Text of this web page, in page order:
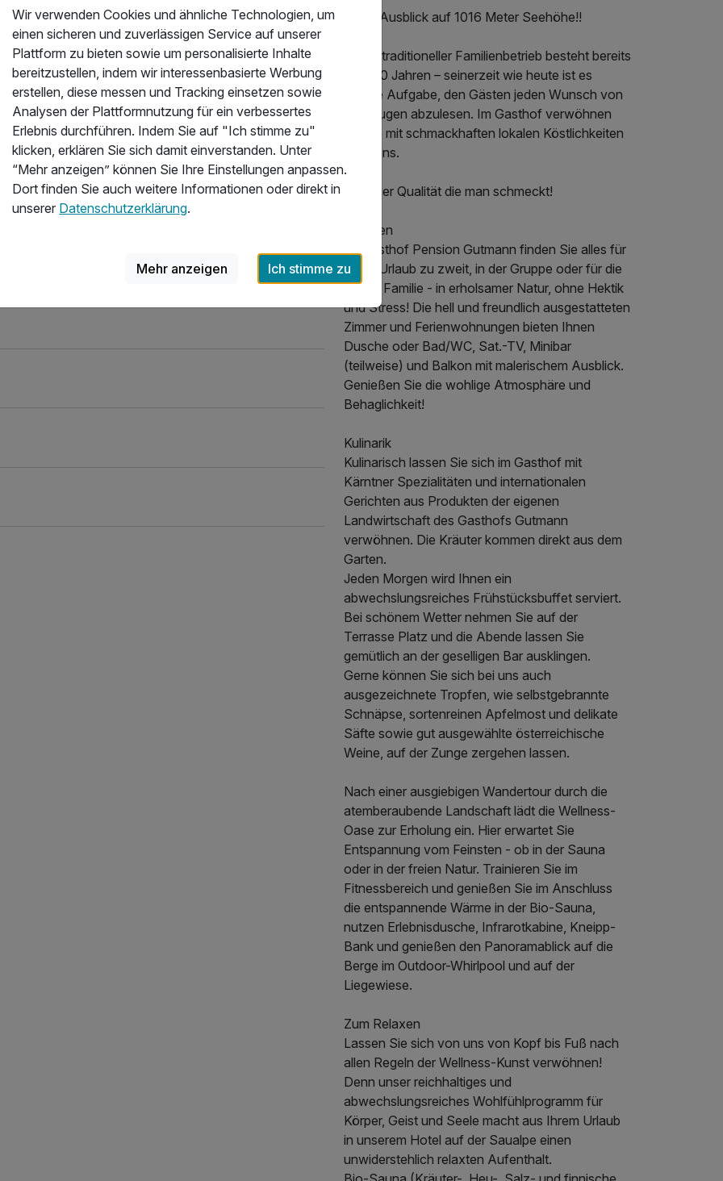
Tage auf dem Gutmann`s-Hof bedanken. Von
Panoramablick. Auch für die Tipp's der
wir uns bedanken. Die Ausblicke von hier
rundherum gelungen. Auch der Kontakt zu den
Toller Ausblick auf 1016 Meter Seehöhe!!
Unser traditioneller Familienbetrieb besteht bereits
seit 150 Jahren – seinerzeit wie heute ist es
unsere Aufgabe, den Gästen jeden Wunsch von
den Augen abzulesen. Im Gasthof verwöhnen
wir Sie mit schmackhaften lokalen Köstlichkeiten
Kärntens.
Kärntner Qualität die man schmeckt!
Wohnen
Im Gasthof Pension Gutmann finden Sie alles für
einen Urlaub zu zweit, in der Gruppe oder für die
ganze Familie - in erholsamer Natur, ohne Hektik
und Stress! Die hell und freundlich ausgestatteten
Zimmer und Ferienwohnungen bieten Ihnen
Dusche oder Bad/WC, Sat.-TV, Minibar
(teilweise) und Balkon mit malerischem Ausblick.
Genießen Sie die wohlige Atmosphäre und
Behaglichkeit!
Kulinarik
Kulinarisch lassen Sie sich im Gasthof mit
Kärntner Spezialitäten und internationalen
Gerichten aus Produkten der eigenen
Landwirtschaft des Gasthofs Gutmann
verwöhnen. Die Kräuter kommen direkt aus dem
Garten.
Jeden Morgen wird Ihnen ein
abwechslungsreiches Frühstücksbuffet serviert.
Bei schönem Wetter nehmen Sie auf der
Terrasse Platz und die Abende lassen Sie
gemütlich an der geselligen Bar ausklingen.
Gerne können Sie sich bei uns auch
ausgezeichnete Tropfen, wie selbstgebrannte
Schnäpse, sortenreinen Apfelmost und delikate
Säfte sowie gut ausgewählte österreichische
Weine, auf der Zunge zergehen lassen.
Nach einer ausgiebigen Wandertour durch die
atemberaubende Landschaft lädt die Wellness-
Oase zur Erholung ein. Hier erwartet Sie
Entspannung vom Feinsten - ob in der Sauna
oder in der freien Natur. Trainieren Sie im
Fitnessbereich und genießen Sie im Anschluss
die entspannende Wärme in der Bio-Sauna,
nutzen Erlebnisdusche, Infrarotkabine, Kneipp-
Bank und genießen den Panoramablick auf die
Berge im Outdoor-Whirlpool und auf der
Liegewiese.
Zum Relaxen
Lassen Sie sich von uns von Kopf bis Fuß nach
allen Regeln der Wellness-Kunst verwöhnen!
Denn unser reichhaltiges und
abwechslungsreiches Wohlfühlprogramm für
Körper, Geist und Seele macht aus Ihrem Urlaub
in unserem Hotel auf der Saualpe einen
unwiderstehlich relaxten Aufenthalt.
Wir verwenden Cookies und ähnliche Technologien, um
einen sicheren und zuverlässigen Service auf unserer
Plattform zu bieten sowie um personalisierte Inhalte
bereitzustellen, indem wir interessenbasierte Werbung
erstellen, diese messen und Tracking einsetzen sowie
Analysen der Plattformnutzung für ein verbessertes
Erlebnis durchführen. Indem Sie auf "Ich stimme zu"
klicken, erklären Sie sich damit einverstanden. Unter
“Mehr anzeigen” können Sie Ihre Einstellungen anpassen.
Dort finden Sie auch weitere Informationen oder direkt in
unserer Datenschutzerklärung.
Mehr anzeigen Ich stimme zu